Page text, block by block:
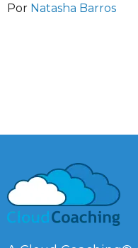
Por Natasha Barros